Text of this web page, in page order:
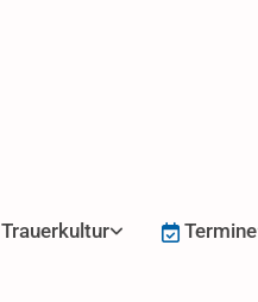
Trauerkultur Termine